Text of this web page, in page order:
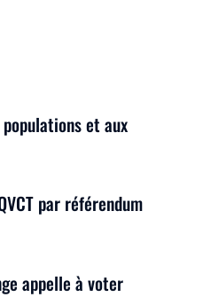
et aux
par référendum
appelle à voter